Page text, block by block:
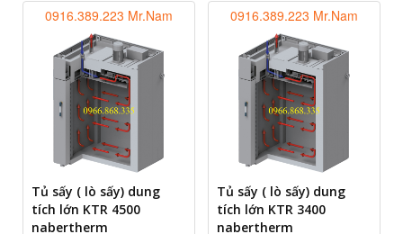
0916.389.223 Mr.Nam
Tủ sấy ( lò sấy) dung
tích lớn KTR 4500
nabertherm
0916.389.223 Mr.Nam
Tủ sấy ( lò sấy) dung
tích lớn KTR 3400
nabertherm